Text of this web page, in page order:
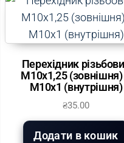
Перехідник
М10х1,25
М10х1 (внутрішня)
₴35.00
Додати в кошик